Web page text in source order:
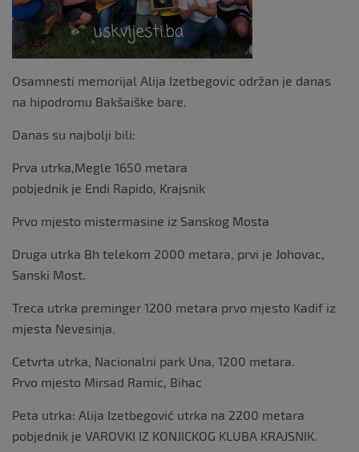
Osamnesti memorijal Alija Izetbegovic održan je danas
na hipodromu Bakšaiške bare.
Danas su najbolji bili:
Prva utrka,Megle 1650 metara
pobjednik je Endi Rapido, Krajsnik
Prvo mjesto mistermasine iz Sanskog Mosta
Druga utrka Bh telekom 2000 metara, prvi je Johovac,
Sanski Most.
Treca utrka preminger 1200 metara prvo mjesto Kadif iz
mjesta Nevesinja.
Cetvrta utrka, Nacionalni park Una, 1200 metara.
Prvo mjesto Mirsad Ramic, Bihac
Peta utrka: Alija Izetbegović utrka na 2200 metara
pobjednik je VAROVKI IZ KONJICKOG KLUBA KRAJSNIK.